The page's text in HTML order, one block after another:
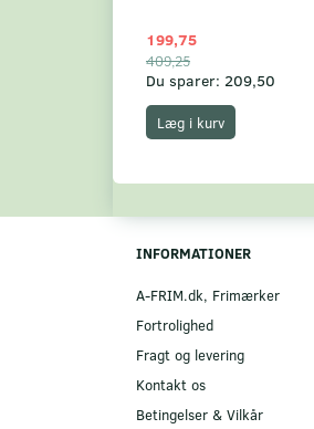
199,75
409,25
Du sparer: 209,50
Læg i kurv
INFORMATIONER
A-FRIM.dk, Frimærker
Fortrolighed
Fragt og levering
Kontakt os
Betingelser & Vilkår